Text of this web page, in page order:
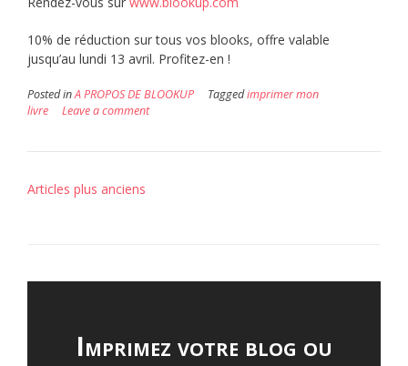
10% de réduction sur tous vos blooks, offre valable
jusqu’au lundi 13 avril. Profitez-en !
Posted inA PROPOS DE BLOOKUP Taggedimprimer mon
livre
Leave a comment
Navigation
Articles plus anciens
Imprimez votre blog ou